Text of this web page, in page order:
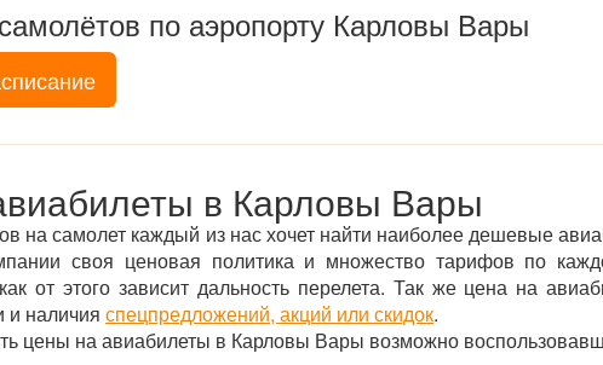
по аэропорту Карловы Вары
в Карловы Вары
на самолет каждый из нас хочет найти наиболее дешевые
своя ценовая политика и множество тарифов по
от этого зависит дальность перелета. Так же цена на
и наличия спецпредложений, акций или скидок.
цены на авиабилеты в Карловы Вары возможно